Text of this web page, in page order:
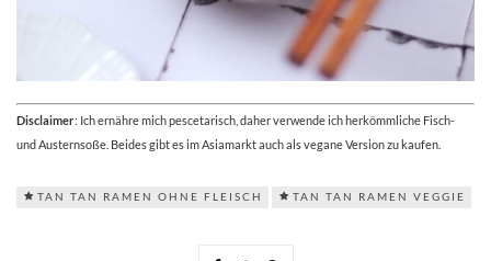
Disclaimer: Ich ernähre mich pescetarisch, daher verwende ich herkömmliche Fisch-
und Austernsoße. Beides gibt es im Asiamarkt auch als vegane Version zu kaufen.
TAN TAN RAMEN OHNE FLEISCH TAN TAN RAMEN VEGGIE